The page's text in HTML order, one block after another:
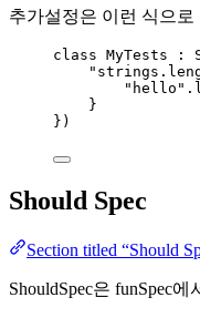
추가설정은 이런 식으로
class MyTests :
"hello"
}
})
Should Spec
Section titled “Should
ShouldSpec은 funSpec에